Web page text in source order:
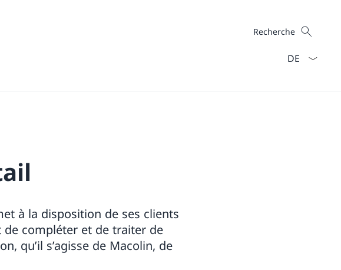
Recherche
Recherche
à la disposition de ses clients
compléter et de traiter de
qu’il s’agisse de Macolin, de